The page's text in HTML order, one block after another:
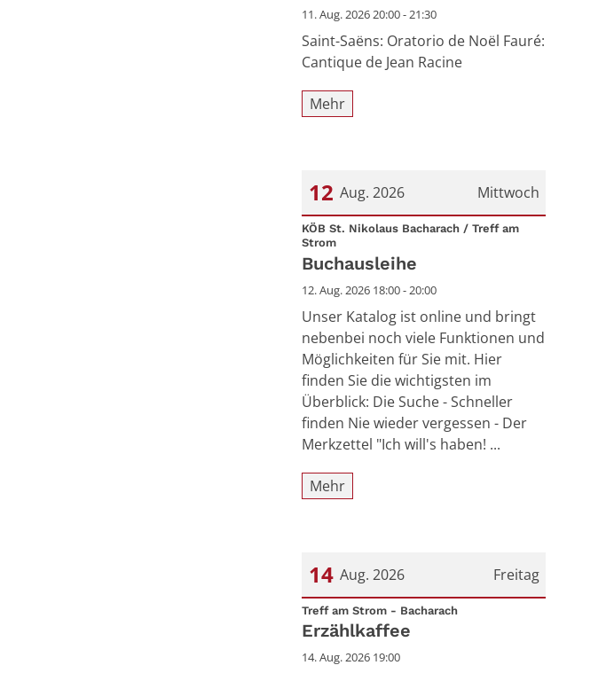
11. Aug. 2026 20:00 - 21:30
Saint-Saëns: Oratorio de Noël Fauré:
Cantique de Jean Racine
Mehr
Mittwoch
12 Aug. 2026
Datum: 12. August 2026
KÖB St. Nikolaus Bacharach / Treff am
Strom:
Buchausleihe
12. Aug. 2026 18:00 - 20:00
Unser Katalog ist online und bringt
nebenbei noch viele Funktionen und
Möglichkeiten für Sie mit. Hier
finden Sie die wichtigsten im
Überblick: Die Suche - Schneller
finden Nie wieder vergessen - Der
Merkzettel "Ich will's haben! ...
Mehr
Freitag
14 Aug. 2026
Datum: 14. August 2026
Treff am Strom - Bacharach:
Erzählkaffee
14. Aug. 2026 19:00